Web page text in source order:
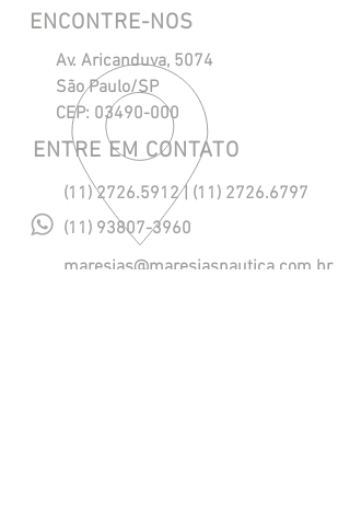
ENCONTRE-NOS
Av. Aricanduva, 5074
São Paulo/SP
CEP: 03490-000
ENTRE EM CONTATO
(11) 2726.5912| (11) 2726.6797
(11) 93807-3960
maresias@maresiasnautica.com.br